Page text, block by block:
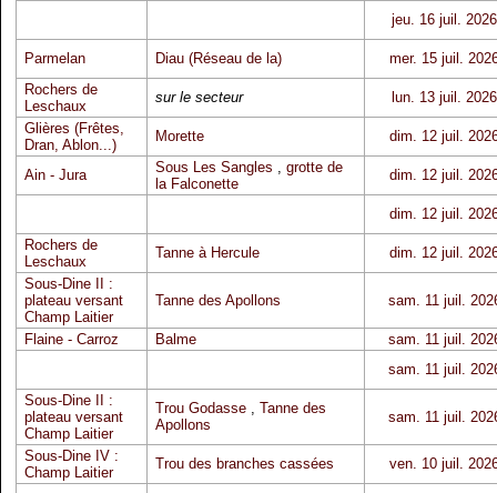
jeu. 16 juil. 2026
Parmelan Diau (Réseau de la)
mer. 15 juil.
Rochers de
Leschaux
sur le secteur
lun. 13 juil. 2026
Glières (Frêtes,
Dran, Ablon...)
Morette dim. 12 juil.
Ain - Jura Sous Les Sangles , grotte de
la Falconette
dim. 12 juil.
dim. 12 juil.
Rochers de
Leschaux
Tanne à Hercule
dim. 12 juil.
Sous-Dine II :
plateau versant
Champ Laitier
Tanne des Apollons sam. 11 juil.
Flaine - Carroz Balme
sam. 11 juil.
sam. 11 juil.
Sous-Dine II :
plateau versant
Champ Laitier
Trou Godasse, Tanne des
Apollons
sam. 11 juil.
Sous-Dine IV :
Champ Laitier
Trou des branches cassées ven. 10 juil.